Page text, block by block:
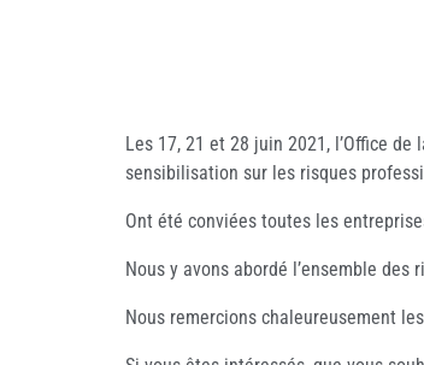
Les 17, 21 et 28 juin 2021, l’Office
sensibilisation sur les risques
Ont été conviées toutes les
Nous y avons abordé l’ensemble
Nous remercions chaleureusement